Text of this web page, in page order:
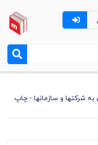
شرکتها و سازمانها - چاپ